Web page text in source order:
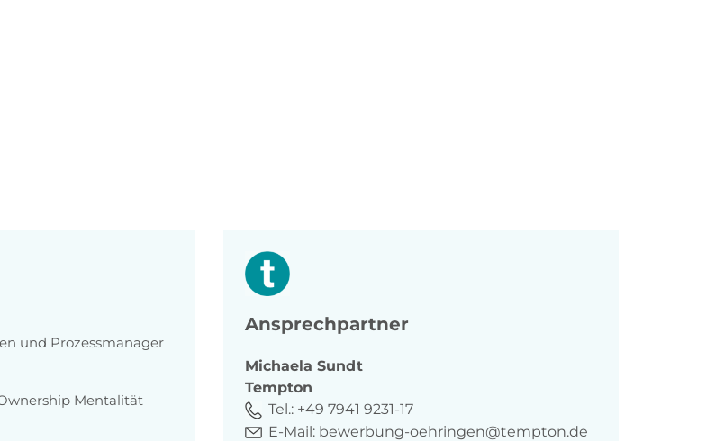
und Prozessmanager
Mentalität
Ansprechpartner
Michaela Sundt
Tempton
Tel.: +49 7941 9231-17
E-Mail: bewerbung-oehringen@tempton.de